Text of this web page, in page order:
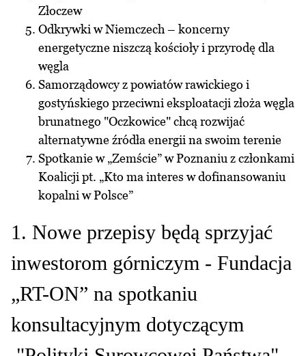
Złoczew
Odkrywki w Niemczech – koncerny
energetyczne niszczą kościoły i przyrodę dla
węgla
Samorządowcy z powiatów rawickiego i
gostyńskiego przeciwni eksploatacji złoża węgla
brunatnego "Oczkowice" chcą rozwijać
alternatywne źródła energii na swoim terenie
Spotkanie w „Zemście” w Poznaniu z członkami
Koalicji pt. „Kto ma interes w dofinansowaniu
kopalni w Polsce”
1. Nowe przepisy będą sprzyjać
inwestorom górniczym - Fundacja
„RT-ON” na spotkaniu
konsultacyjnym dotyczącym